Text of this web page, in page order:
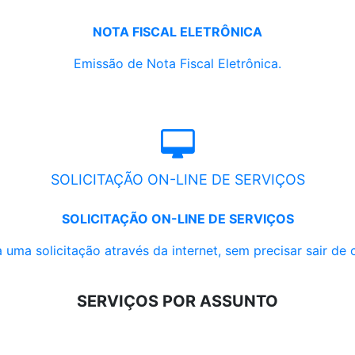
NOTA FISCAL ELETRÔNICA
Emissão de Nota Fiscal Eletrônica.
SOLICITAÇÃO ON-LINE DE SERVIÇOS
SOLICITAÇÃO ON-LINE DE SERVIÇOS
uma solicitação através da internet, sem precisar sair de
SERVIÇOS POR ASSUNTO